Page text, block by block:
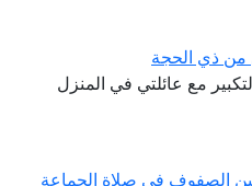
من ذي الحجة
مع عائلتي في المنزل
الصفوف في صلاة الجماعة